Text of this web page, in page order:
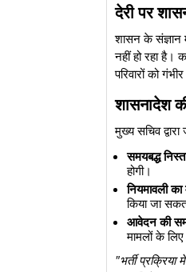
देरी पर
​शासन के संज्ञान
नहीं हो रहा है।
परिवारों को
शासनादेश
​मुख्य सचिव
समयबद्ध
होगी।
नियमावली
किया जा
आवेदन की
मामलों के
"भर्ती